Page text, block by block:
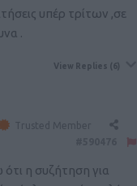
υπέρ τρίτων ,σε
.
View Replies (6)
Trusted Member
η συζήτηση για